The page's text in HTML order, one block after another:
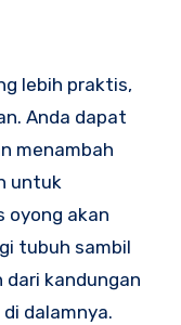
lebih praktis,
Anda dapat
menambah
untuk
oyong akan
tubuh sambil
kandungan
dalamnya.